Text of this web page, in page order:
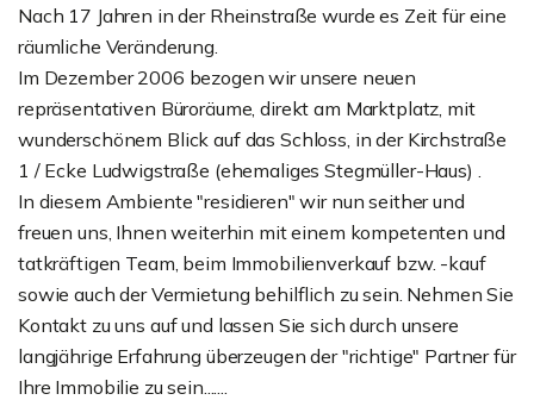
Nach 17 Jahren in der Rheinstraße wurde es Zeit für eine
räumliche Veränderung.
Im Dezember 2006 bezogen wir unsere neuen
repräsentativen Büroräume, direkt am Marktplatz, mit
wunderschönem Blick auf das Schloss, in der Kirchstraße
1 / Ecke Ludwigstraße (ehemaliges Stegmüller-Haus) .
In diesem Ambiente "residieren" wir nun seither und
freuen uns, Ihnen weiterhin mit einem kompetenten und
tatkräftigen Team, beim Immobilienverkauf bzw. -kauf
sowie auch der Vermietung behilflich zu sein. Nehmen Sie
Kontakt zu uns auf und lassen Sie sich durch unsere
langjährige Erfahrung überzeugen der "richtige" Partner für
Ihre Immobilie zu sein.......